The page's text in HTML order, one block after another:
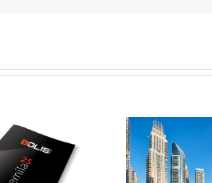
Ab Januar 2021 neues